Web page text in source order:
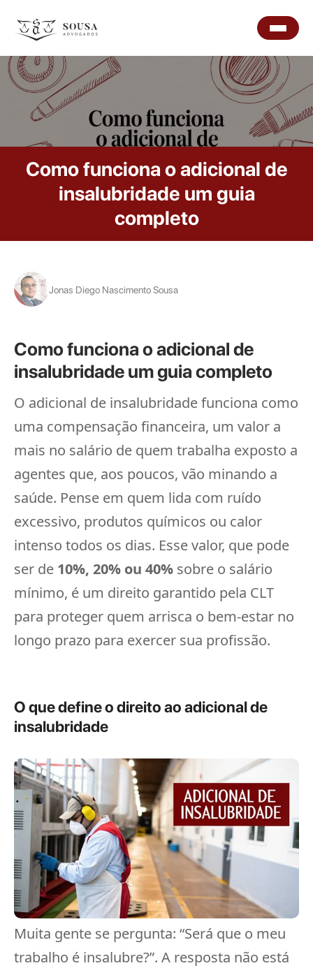
Como funciona o adicional de
insalubridade um guia
completo
Jonas Diego Nascimento Sousa
Como funciona o adicional de
insalubridade um guia completo
O adicional de insalubridade funciona como
uma compensação financeira, um valor a
mais no salário de quem trabalha exposto a
agentes que, aos poucos, vão minando a
saúde. Pense em quem lida com ruído
excessivo, produtos químicos ou calor
intenso todos os dias. Esse valor, que pode
ser de 10%, 20% ou 40% sobre o salário
mínimo, é um direito garantido pela CLT
para proteger quem arrisca o bem-estar no
longo prazo para exercer sua profissão.
O que define o direito ao adicional de
insalubridade
Muita gente se pergunta: “Será que o meu
trabalho é insalubre?”. A resposta não está